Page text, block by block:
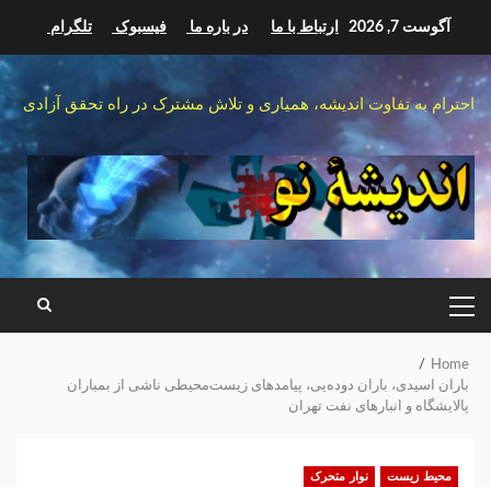
content
آگوست 7, 2026 ارتباط با ما در باره ما فیسبوک تلگرام
احترام به تفاوت اندیشه، همیاری و تلاش مشترک در راه تحقق آزادی
PRIMARY
MENU
Home
باران اسیدی، باران دوده‌یی، پیامدهای زیست‌محیطی ناشی از بمباران
پالایشگاه و انبارهای نفت تهران‌
محیط زیست نوار متحرک